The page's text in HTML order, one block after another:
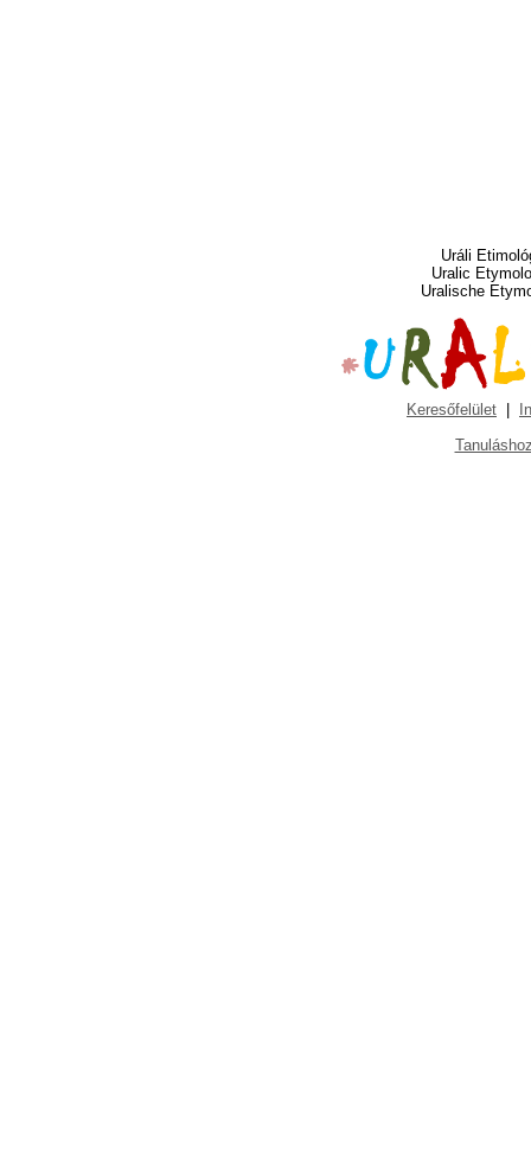
Uráli
Uralic
Uralische
Keresőfelület